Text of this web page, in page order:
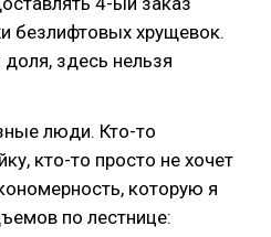
безлифтовых хрущевок.
доля, здесь нельзя
люди. Кто-то
кто-то просто не хочет
которую я
по лестнице: